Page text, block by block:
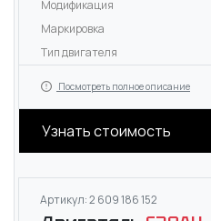
Модификация
Маркировка
Тип двигателя
Посмотреть полное описание
Узнать стоимость
Артикул: 2 609 186 152